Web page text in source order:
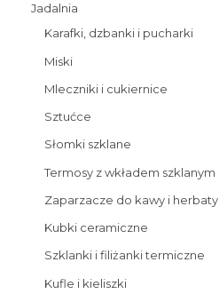
Jadalnia
Karafki, dzbanki i pucharki
Miski
Mleczniki i cukiernice
Sztućce
Słomki szklane
Termosy z wkładem szklanym
Zaparzacze do kawy i herbaty
Kubki ceramiczne
Szklanki i filiżanki termiczne
Kufle i kieliszki